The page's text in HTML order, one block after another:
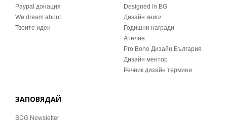
Paypal донация
We dream about…
Твоите идеи
Designed in BG
Дизайн книги
Годишни награди
Ателие
Pro Bono Дизайн България
Дизайн ментор
Речник дизайн термини
ЗАПОВЯДАЙ
BDG Newsletter